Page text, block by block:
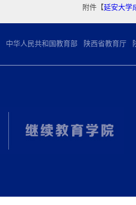
附件【延安大学
中华人民共和国教育部 陕西省教育厅